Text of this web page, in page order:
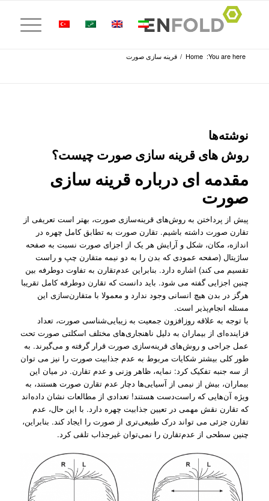
You are here:
Home
/ قرینه سازی صورت
نوشته‌ها
روش‌ های قرینه‌ سازی صورت چیست؟
مقدمه ای درباره قرینه سازی
صورت
پیش از پرداختن به روش‌های قرینه‌سازی صورت، بهتر است تعریفی از
تقارن صورت داشته باشیم. تقارن صورت به تطابق کامل چهره در
اندازه، مکان، شکل و آرایش هر یک از اجزای صورت نسبت به صفحه
ساژیتال (صفحه عمودی که بدن را به دو نیمه متقارن چپ و راست
تقسیم می کند) اشاره دارد. بنابراین عدم‌تقارن به تفاوت دوطرفه بین
چنین اجزایی گفته می شود. باید دانست که تقارن دوطرفه کامل تقریبا
هرگز در بدن هیچ انسانی وجود ندارد و معمولا با متقارن‌سازی این
مسئله انجام‌پذیر است.
با توجه به علاقه روزافزون جمعیت به زیبایی‌شناسی صورت، تعداد
فزاینده‌ای از بیماران به دلیل ناهنجاری‌های مختلف اسکلتی صورت تحت
عمل جراحی و روش‌های قرینه‌سازی صورت قرار گرفته و می‌گیرند. به
طور کلی بیشتر شکایات مربوط به عدم جذابیت صورت را نیز می توان
از سه جنبه تفکیک کرد: نمایه، ظاهر وزنی و عدم تقارن. در میان این
بیماران، بیش از نیمی از آسیایی‌ها دچار عدم تقارن صورت هستند، به‌
ویژه آن‌هایی که راست‌دست هستند! تعدادی از مطالعات نشان داده‌اند
که تقارن نقش مهمی در تعیین جذابیت چهره دارد. با این حال، عدم
تقارن جزئی می تواند درک طبیعی‌تری از صورت را ایجاد کند. بنابراین،
چنین سطحی از عدم‌تقارن را نمی‌توان غیرجذاب تلقی کرد.